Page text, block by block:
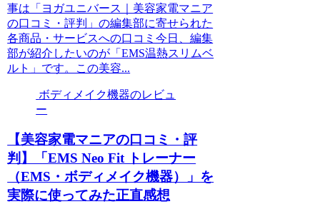
事は「ヨガユニバース｜美容家電マニア
の口コミ・評判」の編集部に寄せられた
各商品・サービスへの口コミ今日、編集
部が紹介したいのが「EMS温熱スリムベ
ルト」です。この美容...
ボディメイク機器のレビュ
ー
【美容家電マニアの口コミ・評
判】「EMS Neo Fit トレーナー
（EMS・ボディメイク機器）」を
実際に使ってみた正直感想